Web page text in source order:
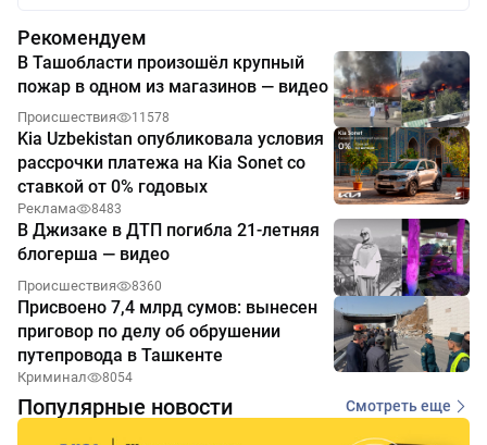
Рекомендуем
В Ташобласти произошёл крупный
пожар в одном из магазинов — видео
Происшествия 11578
Kia Uzbekistan опубликовала условия
рассрочки платежа на Kia Sonet со
ставкой от 0% годовых
Реклама 8483
В Джизаке в ДТП погибла 21-летняя
блогерша — видео
Происшествия 8360
Присвоено 7,4 млрд сумов: вынесен
приговор по делу об обрушении
путепровода в Ташкенте
Криминал 8054
Популярные новости Смотреть еще